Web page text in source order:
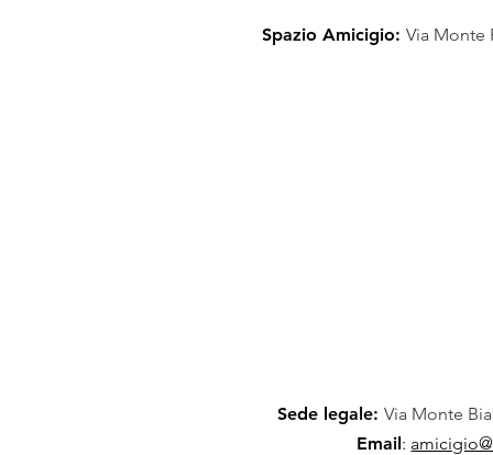
Spazio Amicigio:Via Monte
Sede legale: Via Monte
Email: